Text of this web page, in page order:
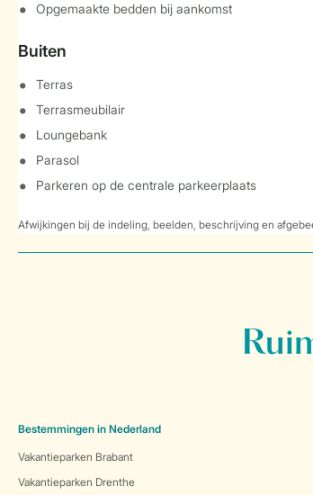
Opgemaakte bedden bij aankomst
Buiten
Terras
Terrasmeubilair
Loungebank
Parasol
Parkeren op de centrale parkeerplaats
Afwijkingen bij de indeling, beelden, beschrijving en
Bestemmingen in Nederland
Vakantieparken Brabant
Vakantieparken Drenthe